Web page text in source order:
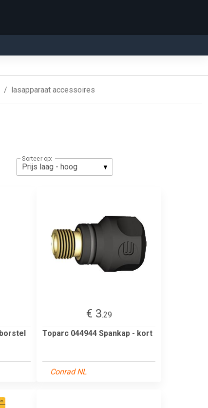
lasapparaat accessoires
Sorteer op:
€ 3.29
Toparc 044944 Spankap - kort
Conrad NL